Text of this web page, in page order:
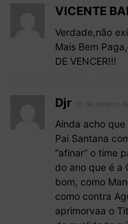
VICENTE
Verdade,não
Mais Bem
DE VENCER!!!
Djr
Ainda acho
Pai Santana
“afinar” o time
do ano que é a
bom, como
como contra
aprimorvaa o